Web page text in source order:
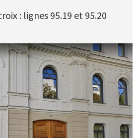
: lignes 95.19 et 95.20